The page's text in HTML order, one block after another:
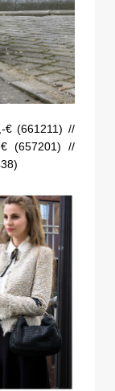
€ (661211) //
(657201) //